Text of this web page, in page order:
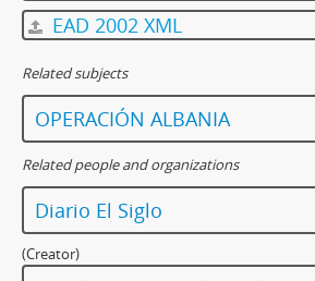
EAD 2002 XML
Related subjects
OPERACIÓN ALBANIA
Related people and organizations
Diario El Siglo
(Creator)